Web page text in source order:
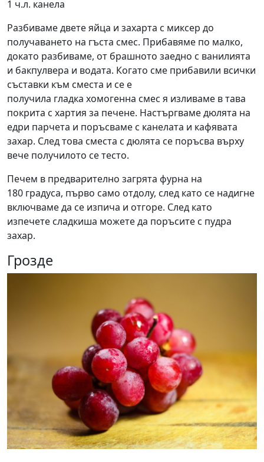
1 ч.л. канела
Разбиваме двете яйца и захарта с миксер до
получаването на гъста смес. Прибавяме по малко,
докато разбиваме, от брашното заедно с ванилията
и бакпулвера и водата. Когато сме прибавили всички
съставки към сместа и се е
получила гладка хомогенна смес я изливаме в тава
покрита с хартия за печене. Настъргваме дюлята на
едри парчета и поръсваме с канелата и кафявата
захар. След това сместа с дюлята се поръсва върху
вече получилото се тесто.
Печем в предварително загрята фурна на
180 градуса, първо само отдолу, след като се надигне
включваме да се изпича и отгоре. След като
изпечете сладкиша можете да поръсите с пудра
захар.
Грозде